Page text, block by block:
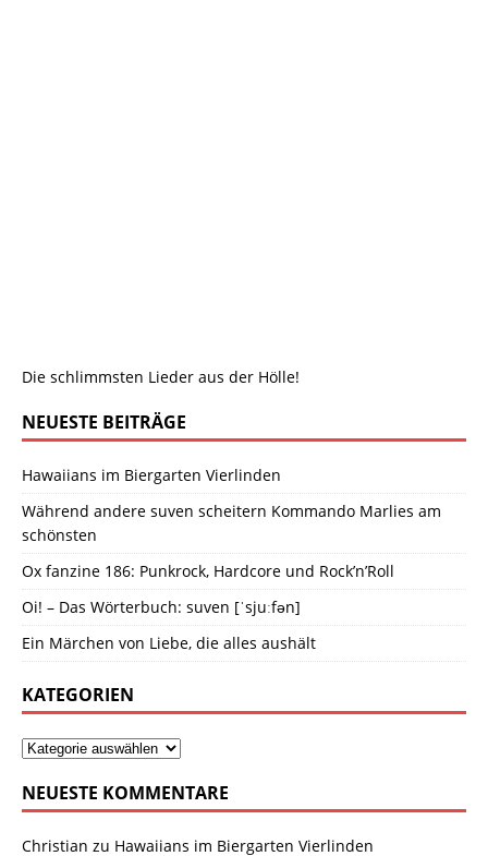
Die schlimmsten Lieder aus der Hölle!
NEUESTE BEITRÄGE
Hawaiians im Biergarten Vierlinden
Während andere suven scheitern Kommando Marlies am
schönsten
Ox fanzine 186: Punkrock, Hardcore und Rock’n’Roll
Oi! – Das Wörterbuch: suven [ˈsjuːfən]
Ein Märchen von Liebe, die alles aushält
KATEGORIEN
NEUESTE KOMMENTARE
Christian zu Hawaiians im Biergarten Vierlinden